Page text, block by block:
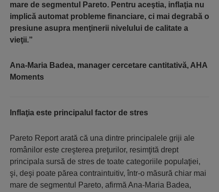
mare de segmentul Pareto. Pentru aceştia, inflaţia nu
implică automat probleme financiare, ci mai degrabă o
presiune asupra menţinerii nivelului de calitate a
vieţii.”
Ana-Maria Badea, manager cercetare cantitativă, AHA
Moments
Inflaţia este principalul factor de stres
Pareto Report arată că una dintre principalele griji ale
românilor este creşterea preţurilor, resimţită drept
principala sursă de stres de toate categoriile populaţiei,
şi, deşi poate părea contraintuitiv, într-o măsură chiar mai
mare de segmentul Pareto, afirmă Ana-Maria Badea,